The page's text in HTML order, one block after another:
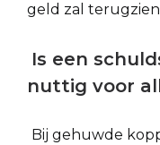
geld zal
Is een
nuttig voor
Bij gehuwde